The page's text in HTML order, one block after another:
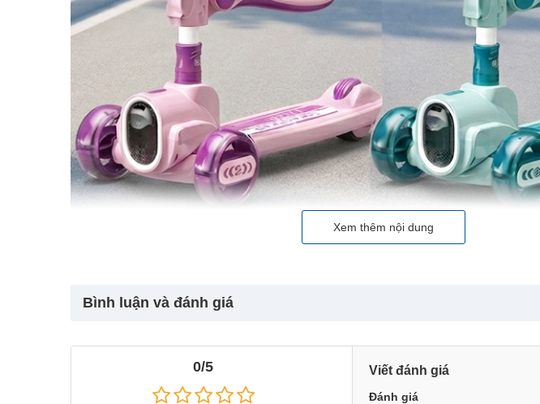
Xem thêm nội dung
Bình luận và đánh giá
0/5 Viết đánh giá
Đánh giá